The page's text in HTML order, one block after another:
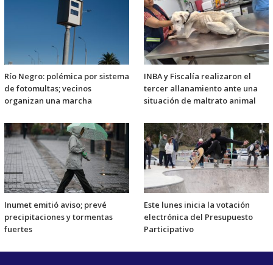
Río Negro: polémica por sistema
de fotomultas; vecinos
organizan una marcha
INBA y Fiscalía realizaron el
tercer allanamiento ante una
situación de maltrato animal
Inumet emitió aviso; prevé
precipitaciones y tormentas
fuertes
Este lunes inicia la votación
electrónica del Presupuesto
Participativo